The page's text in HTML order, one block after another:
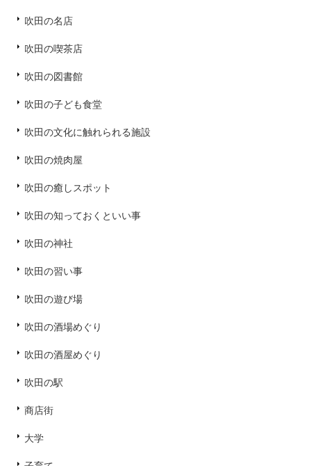
吹田の名店
吹田の喫茶店
吹田の図書館
吹田の子ども食堂
吹田の文化に触れられる施設
吹田の焼肉屋
吹田の癒しスポット
吹田の知っておくといい事
吹田の神社
吹田の習い事
吹田の遊び場
吹田の酒場めぐり
吹田の酒屋めぐり
吹田の駅
商店街
大学